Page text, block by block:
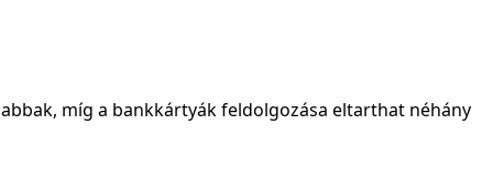
míg a bankkártyák feldolgozása eltarthat néhány